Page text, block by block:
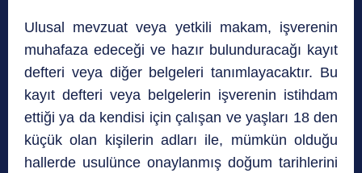
Ulusal mevzuat veya yetkili makam, işverenin
muhafaza edeceği ve hazır bulunduracağı kayıt
defteri veya diğer belgeleri tanımlayacaktır. Bu
kayıt defteri veya belgelerin işverenin istihdam
ettiği ya da kendisi için çalışan ve yaşları 18 den
küçük olan kişilerin adları ile, mümkün olduğu
hallerde usulünce onaylanmış doğum tarihlerini